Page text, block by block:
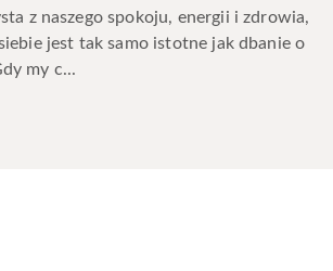
z naszego spokoju, energii i zdrowia,
jest tak samo istotne jak dbanie o
my c...